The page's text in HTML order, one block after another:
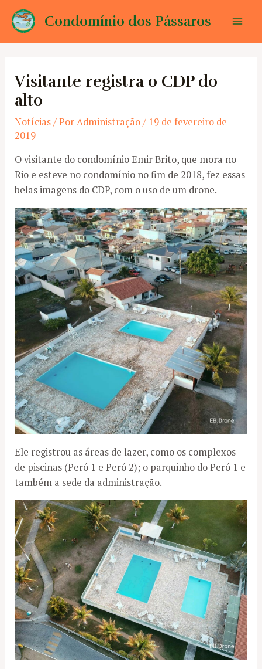
para
Condomínio dos Pássaros
Visitante registra o CDP do
alto
Notícias/ PorAdministração/ 19 de fevereiro de
2019
O visitante do condomínio Emir Brito, que mora no
Rio e esteve no condomínio no fim de 2018, fez essas
belas imagens do CDP, com o uso de um drone.
Ele registrou as áreas de lazer, como os complexos
de piscinas (Peró 1 e Peró 2); o parquinho do Peró 1 e
também a sede da administração.